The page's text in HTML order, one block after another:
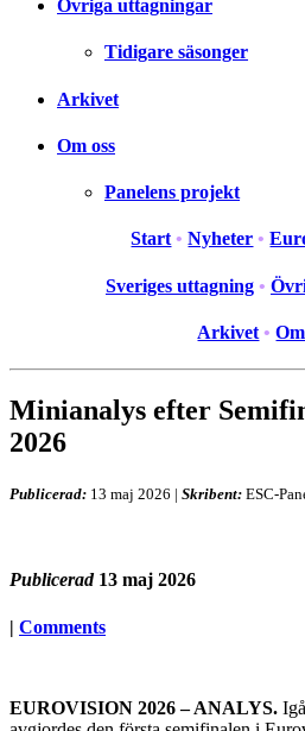
Övriga uttagningar
Tidigare säsonger
Arkivet
Om oss
Panelens projekt
Start • Nyheter •
Sveriges uttagning •
Arkivet •
Minianalys efter
2026
Publicerad: 13 maj 2026 | Skribent: ESC-
Publicerad 13 maj 2026
| Comments
EUROVISION 2026 – ANALYS.